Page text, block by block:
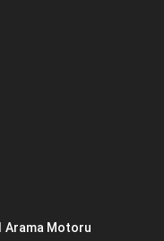
Arama Motoru